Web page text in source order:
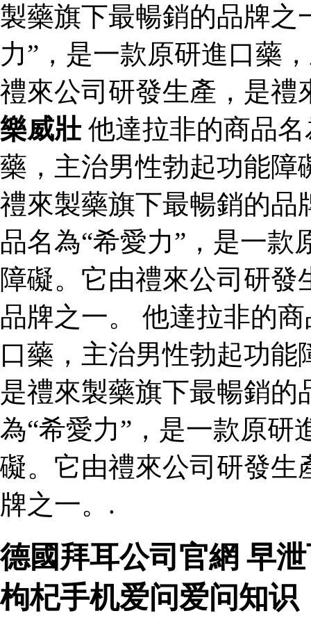
製藥旗下最暢銷的品牌之
力”，是一款原研進口藥
禮來公司研發生產，是禮
樂威壯他達拉非的商品名
藥，主治男性勃起功能障
禮來製藥旗下最暢銷的品
品名為“希愛力”，是一
障礙。它由禮來公司研
品牌之一。 他達拉非的
口藥，主治男性勃起功
是禮來製藥旗下最暢銷
為“希愛力”，是一款原研
礙。它由禮來公司研發生
牌之一。.
德國拜耳公司官網 早
枸杞手机爱问爱问知识